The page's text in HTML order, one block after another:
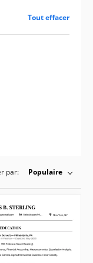
Tout effacer
par: Populaire